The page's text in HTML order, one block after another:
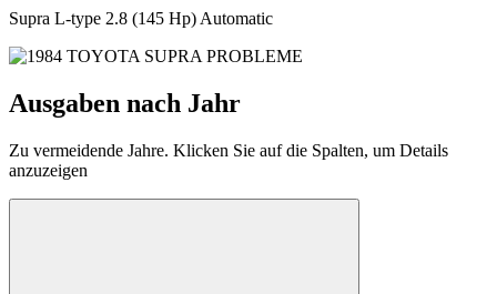
Supra L-type 2.8 (145 Hp) Automatic
Ausgaben nach Jahr
Zu vermeidende Jahre. Klicken Sie auf die Spalten, um Details
anzuzeigen